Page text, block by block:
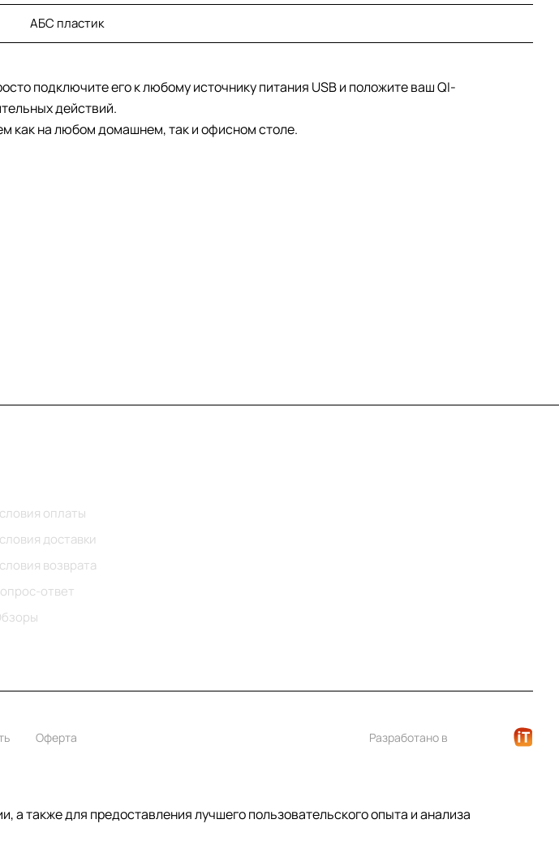
АБС пластик
подключите его к любому источнику питания USB и положите ваш QI-
действий.
как на любом домашнем, так и офисном столе.
оплаты
доставки
возврата
ответ
Оферта Разработано в
а также для предоставления лучшего пользовательского опыта и анализа